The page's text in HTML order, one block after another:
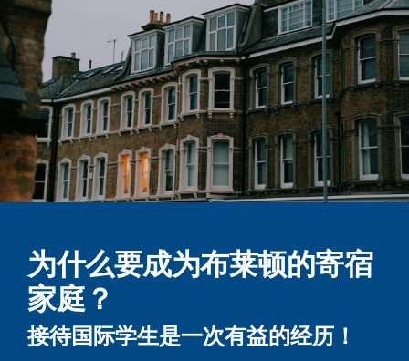
为什么要成为布莱顿的寄宿
家庭？
接待国际学生是一次有益的经历！